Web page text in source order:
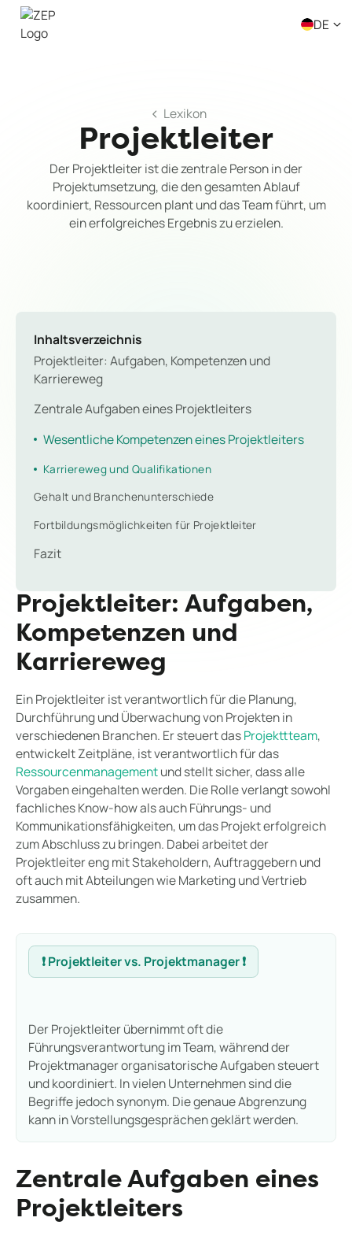
DE
Lexikon
Projektleiter
Der Projektleiter ist die zentrale Person in der
Projektumsetzung, die den gesamten Ablauf
koordiniert, Ressourcen plant und das Team führt, um
ein erfolgreiches Ergebnis zu erzielen.
Inhaltsverzeichnis
Projektleiter: Aufgaben, Kompetenzen und
Karriereweg
Zentrale Aufgaben eines Projektleiters
Wesentliche Kompetenzen eines Projektleiters
Karriereweg und Qualifikationen
Gehalt und Branchenunterschiede
Fortbildungsmöglichkeiten für Projektleiter
Fazit
Projektleiter: Aufgaben,
Kompetenzen und
Karriereweg
Ein Projektleiter ist verantwortlich für die Planung,
Durchführung und Überwachung von Projekten in
verschiedenen Branchen. Er steuert dasProjekttteam,
entwickelt Zeitpläne, ist verantwortlich für das
Ressourcenmanagementund stellt sicher, dass alle
Vorgaben eingehalten werden. Die Rolle verlangt sowohl
fachliches Know-how als auch Führungs- und
Kommunikationsfähigkeiten, um das Projekt erfolgreich
zum Abschluss zu bringen. Dabei arbeitet der
Projektleiter eng mit Stakeholdern, Auftraggebern und
oft auch mit Abteilungen wie Marketing und Vertrieb
zusammen.
❗ Projektleiter vs. Projektmanager ❗
Der Projektleiter übernimmt oft die
Führungsverantwortung im Team, während der
Projektmanager organisatorische Aufgaben steuert
und koordiniert. In vielen Unternehmen sind die
Begriffe jedoch synonym. Die genaue Abgrenzung
kann in Vorstellungsgesprächen geklärt werden.
Zentrale Aufgaben eines
Projektleiters